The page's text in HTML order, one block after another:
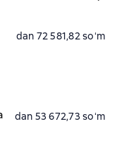
dan 72 581,82 soʻm
dan 53 672,73 soʻm